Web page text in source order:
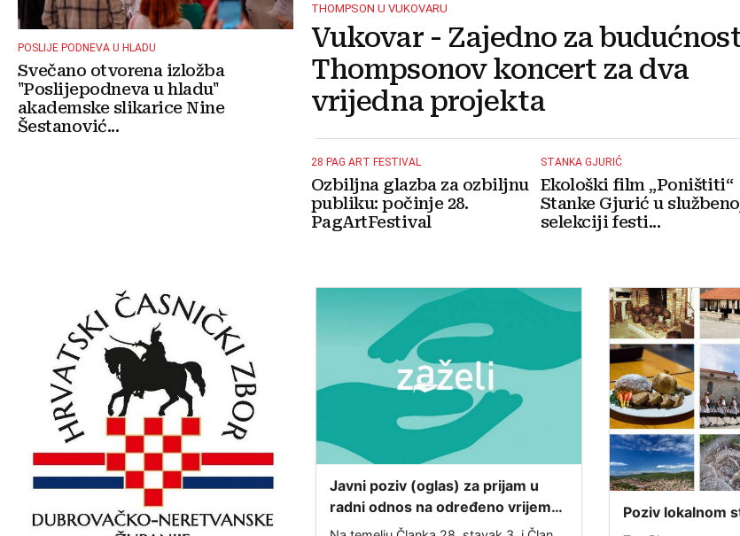
POSLIJE PODNEVA U HLADU
Svečano otvorena izložba
"Poslijepodneva u hladu"
akademske slikarice Nine
Šestanović...
THOMPSON U VUKOVARU
Vukovar - Zajedno za
Thompsonov koncert za dva
vrijedna projekta
28 PAG ART FESTIVAL
Ozbiljna glazba za ozbiljnu
publiku: počinje 28.
PagArtFestival
STANKA GJURIĆ
Ekološki film „Poništiti“
Stanke Gjurić u
selekciji festi...
Javni poziv (oglas) za prijam u
radni odnos na određeno vrijeme
u sklopu projekta „ZAŽELI– nisi
Poziv lokalnom